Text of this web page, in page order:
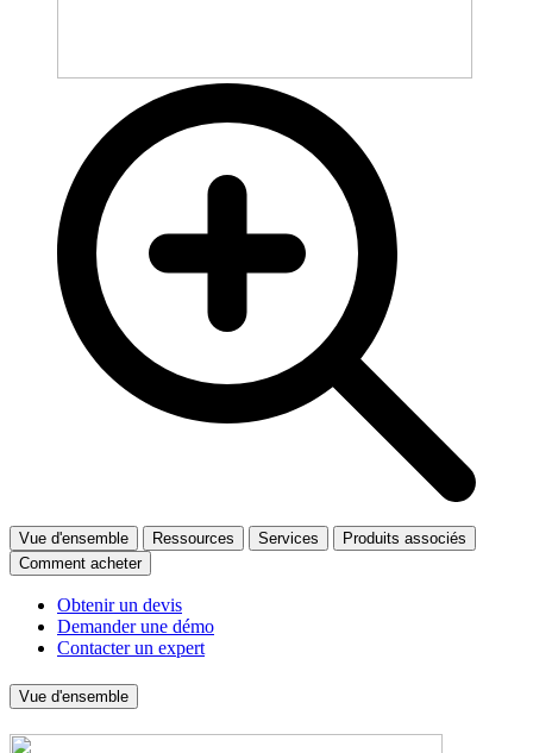
Vue d'ensemble Ressources Services
Produits associés
Comment acheter
Obtenir un devis
Demander une démo
Contacter un expert
Vue d'ensemble